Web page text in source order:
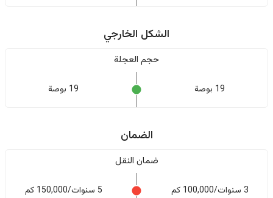
الشكل الخارجي
حجم العجلة
19 بوصة 19 بوصة
الضمان
ضمان النقل
3 سنوات/100,000 كم 5 سنوات/150,000 كم